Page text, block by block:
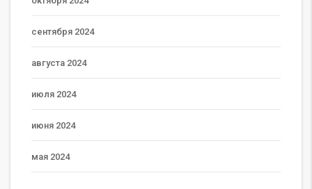
сентября 2024
августа 2024
июля 2024
июня 2024
мая 2024